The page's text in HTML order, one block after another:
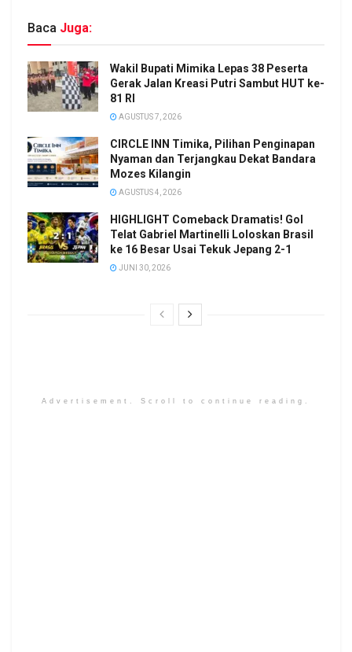
Baca Juga:
Wakil Bupati Mimika Lepas 38 Peserta
Gerak Jalan Kreasi Putri Sambut HUT ke-
81 RI
AGUSTUS 7, 2026
CIRCLE INN Timika, Pilihan Penginapan
Nyaman dan Terjangkau Dekat Bandara
Mozes Kilangin
AGUSTUS 4, 2026
HIGHLIGHT Comeback Dramatis! Gol
Telat Gabriel Martinelli Loloskan Brasil
ke 16 Besar Usai Tekuk Jepang 2-1
JUNI 30, 2026
Advertisement. Scroll to continue reading.